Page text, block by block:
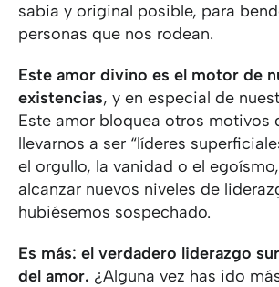
sabia y original posible, para
personas que nos rodean.
Este amor divino es el motor de
existencias, y en especial de
Este amor bloquea otros motivos
llevarnos a ser “líderes
el orgullo, la vanidad o el
alcanzar nuevos niveles de
hubiésemos sospechado.
Es más: el verdadero liderazgo
del amor. ¿Alguna vez has ido